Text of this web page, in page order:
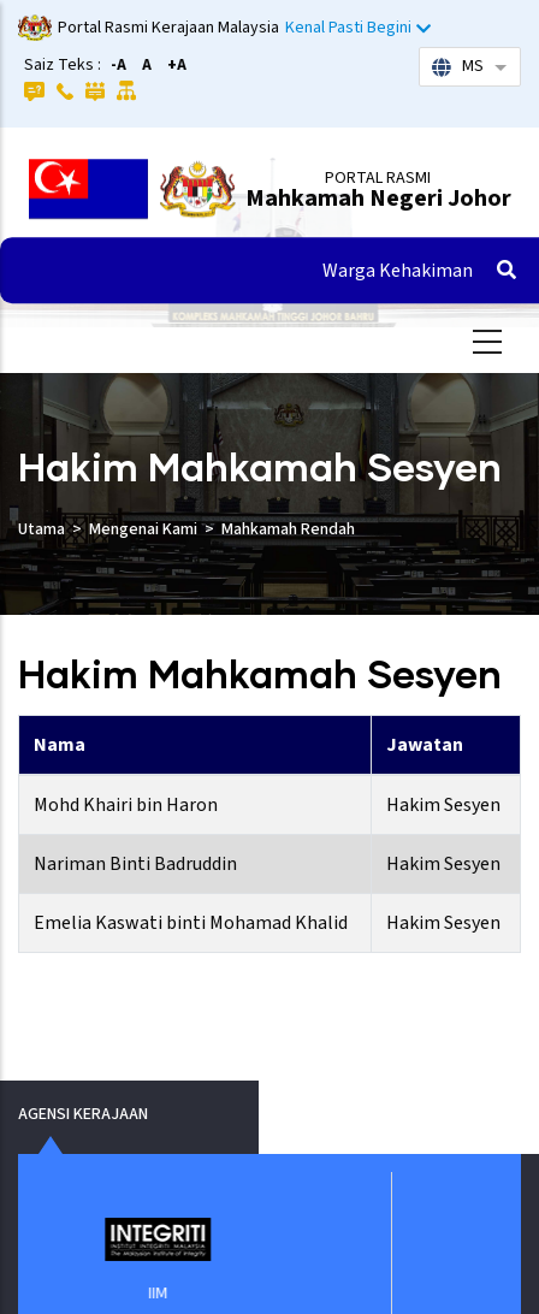
Langkau
ke
kandungan
utama
Portal Rasmi Kerajaan Malaysia Kenal Pasti Begini
Saiz Teks : -A A +A MS
PORTAL RASMI
Mahkamah Negeri Johor
Warga Kehakiman
Hakim Mahkamah Sesyen
Utama Mengenai Kami Mahkamah Rendah
Hakim Mahkamah Sesyen
Nama Jawatan
Mohd Khairi bin Haron Hakim Sesyen
Nariman Binti Badruddin Hakim Sesyen
Emelia Kaswati binti Mohamad Khalid Hakim Sesyen
AGENSI KERAJAAN